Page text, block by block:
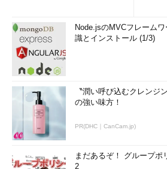
Node.jsのMVCフレーム
識とインストール (1/3)
〝潤い呼び込むクレンジ
の強い味方！
PR(DHC｜CanCam.jp)
まだあるぞ！ グループポ
2